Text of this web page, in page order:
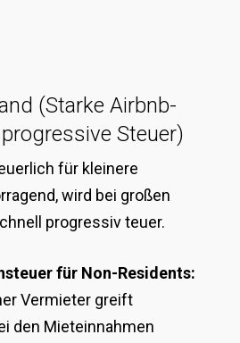
(Starke Airbnb-
Steuer)
für kleinere
wird bei großen
progressiv teuer.
für Non-Residents:
Vermieter greift
den Mieteinnahmen